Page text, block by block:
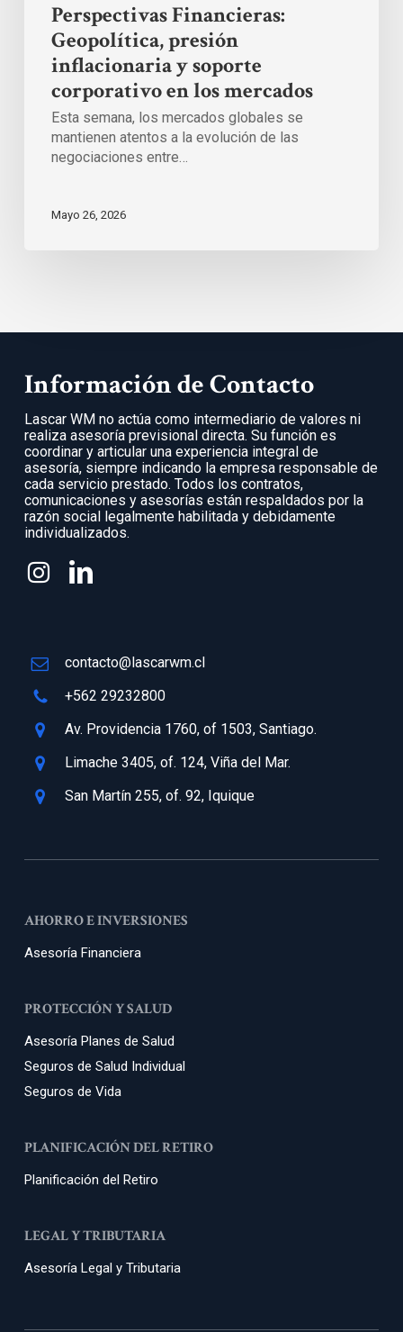
Perspectivas Financieras:
Geopolítica, presión
inflacionaria y soporte
corporativo en los mercados
Esta semana, los mercados globales se
mantienen atentos a la evolución de las
negociaciones entre…
Mayo 26, 2026
Información de Contacto
Lascar WM no actúa como intermediario de valores ni
realiza asesoría previsional directa. Su función es
coordinar y articular una experiencia integral de
asesoría, siempre indicando la empresa responsable de
cada servicio prestado. Todos los contratos,
comunicaciones y asesorías están respaldados por la
razón social legalmente habilitada y debidamente
individualizados.
contacto@lascarwm.cl
+562 29232800
Av. Providencia 1760, of 1503, Santiago.
Limache 3405, of. 124, Viña del Mar.
San Martín 255, of. 92, Iquique
AHORRO E INVERSIONES
Asesoría Financiera
PROTECCIÓN Y SALUD
Asesoría Planes de Salud
Seguros de Salud Individual
Seguros de Vida
PLANIFICACIÓN DEL RETIRO
Planificación del Retiro
LEGAL Y TRIBUTARIA
Asesoría Legal y Tributaria